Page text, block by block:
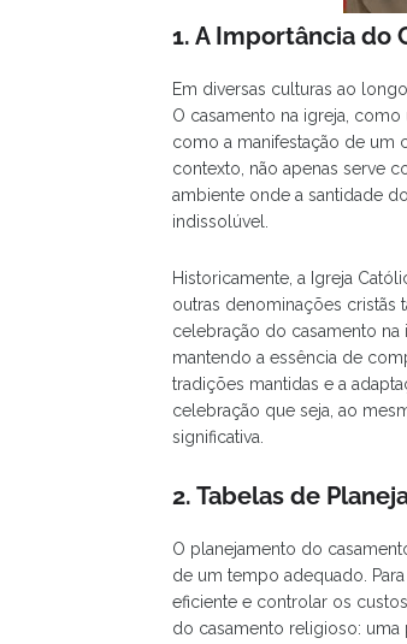
1. A Importância do
Em diversas culturas ao
O casamento na igreja,
como a manifestação de um
contexto, não apenas serve
ambiente onde a santidade
indissolúvel.
Historicamente, a Igreja
outras denominações cristãs
celebração do casamento
mantendo a essência de
tradições mantidas e a
celebração que seja, ao
significativa.
2. Tabelas de
O planejamento do
de um tempo adequado.
eficiente e controlar os
do casamento religioso: uma